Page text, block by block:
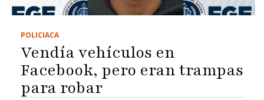
POLICIACA
Vendía vehículos en
Facebook, pero eran trampas
para robar